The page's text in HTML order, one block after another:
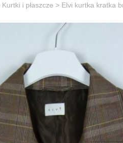
Kurtki i płaszcze > Elvi kurtka kratka